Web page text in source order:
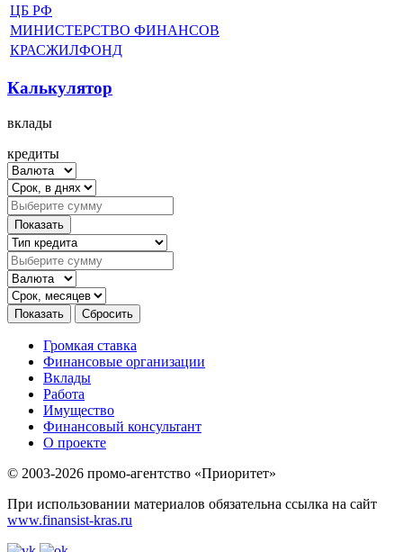
ЦБ РФ
МИНИСТЕРСТВО ФИНАНСОВ
КРАСЖИЛФОНД
Калькулятор
вклады
кредиты
Громкая ставка
Финансовые организации
Вклады
Работа
Имущество
Финансовый консультант
О проекте
© 2003-2026 промо-агентство «Приоритет»
При использовании материалов обязательна ссылка на сайт
www.finansist-kras.ru